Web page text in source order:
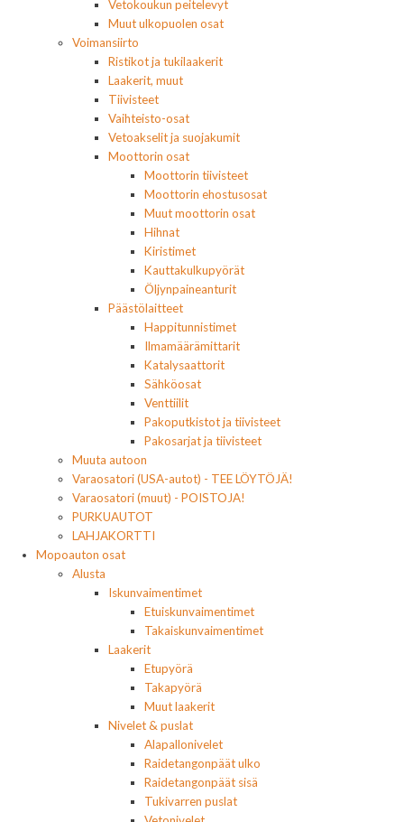
Vetokoukun peitelevyt
Muut ulkopuolen osat
Voimansiirto
Ristikot ja tukilaakerit
Laakerit, muut
Tiivisteet
Vaihteisto-osat
Vetoakselit ja suojakumit
Moottorin osat
Moottorin tiivisteet
Moottorin ehostusosat
Muut moottorin osat
Hihnat
Kiristimet
Kauttakulkupyörät
Öljynpaineanturit
Päästölaitteet
Happitunnistimet
Ilmamäärämittarit
Katalysaattorit
Sähköosat
Venttiilit
Pakoputkistot ja tiivisteet
Pakosarjat ja tiivisteet
Muuta autoon
Varaosatori (USA-autot) - TEE LÖYTÖJÄ!
Varaosatori (muut) - POISTOJA!
PURKUAUTOT
LAHJAKORTTI
Mopoauton osat
Alusta
Iskunvaimentimet
Etuiskunvaimentimet
Takaiskunvaimentimet
Laakerit
Etupyörä
Takapyörä
Muut laakerit
Nivelet & puslat
Alapallonivelet
Raidetangonpäät ulko
Raidetangonpäät sisä
Tukivarren puslat